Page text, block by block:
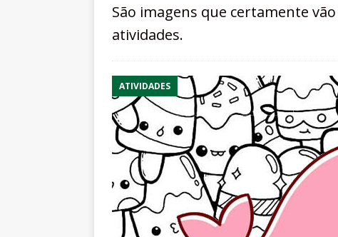
São imagens que certamente
atividades.
ATIVIDADES